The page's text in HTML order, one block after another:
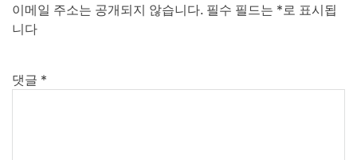
이메일 주소는 공개되지 않습니다. 필수 필드는 * 로 표시됩
니다
댓글 *